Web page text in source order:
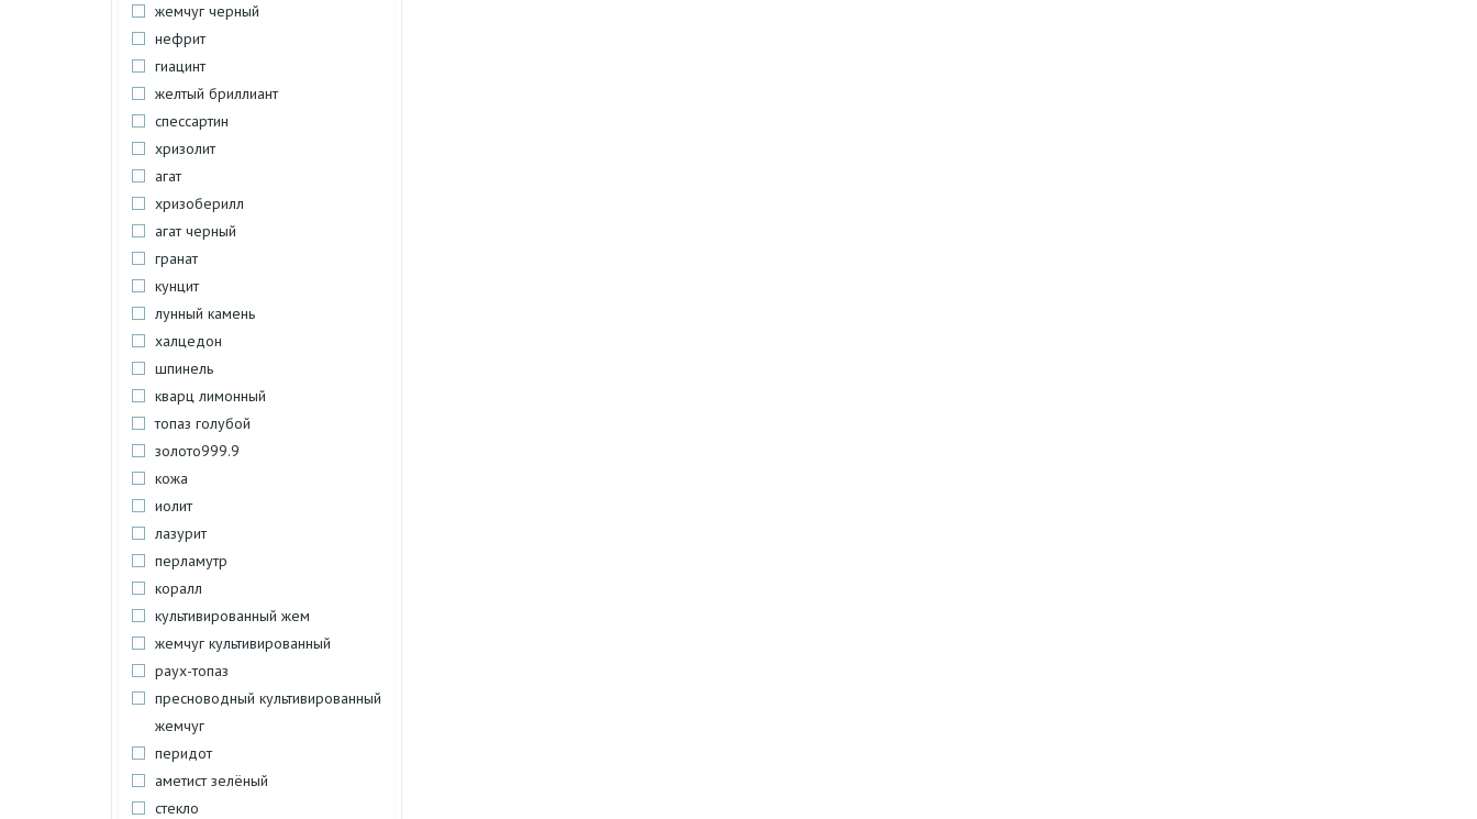
жемчуг черный
нефрит
гиацинт
желтый бриллиант
спессартин
хризолит
агат
хризоберилл
агат черный
гранат
кунцит
лунный камень
халцедон
шпинель
кварц лимонный
топаз голубой
золото999.9
кожа
иолит
лазурит
перламутр
коралл
культивированный жем
жемчуг культивированный
раух-топаз
пресноводный культивированный
жемчуг
перидот
аметист зелёный
стекло